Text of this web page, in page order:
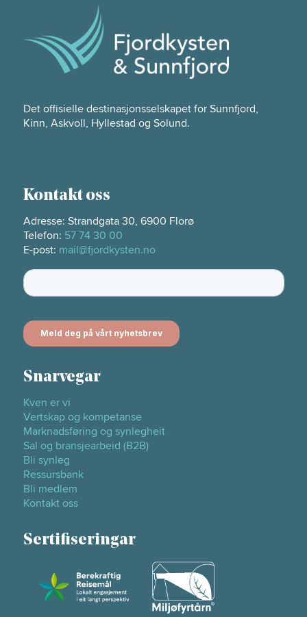
Det offisielle destinasjonsselskapet for Sunnfjord,
Kinn, Askvoll, Hyllestad og Solund.
Kontakt oss
Adresse: Strandgata 30, 6900 Florø
Telefon: 57 74 30 00
E-post: mail@fjordkysten.no
Snarvegar
Kven er vi
Vertskap og kompetanse
Marknadsføring og synlegheit
Sal og bransjearbeid (B2B)
Bli synleg
Ressursbank
Bli medlem
Kontakt oss
Sertifiseringar